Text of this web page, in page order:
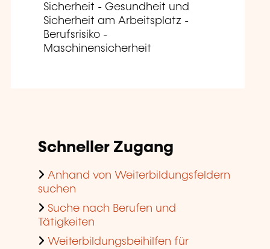
Sicherheit - Gesundheit und
Sicherheit am Arbeitsplatz -
Berufsrisiko -
Maschinensicherheit
Schneller Zugang
Anhand von Weiterbildungsfeldern
suchen
Suche nach Berufen und
Tätigkeiten
Weiterbildungsbeihilfen für